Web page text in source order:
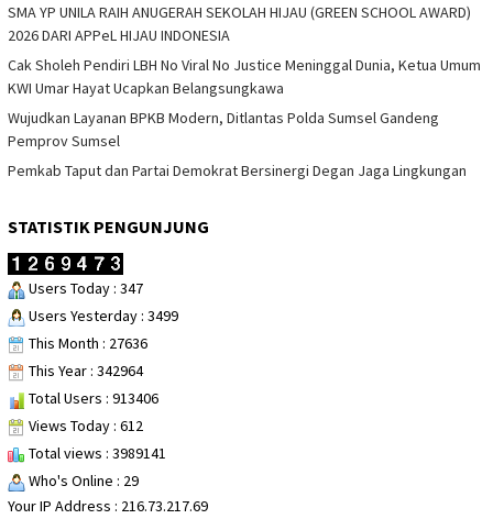
SMA YP UNILA RAIH ANUGERAH SEKOLAH HIJAU (GREEN SCHOOL AWARD)
2026 DARI APPeL HIJAU INDONESIA
Cak Sholeh Pendiri LBH No Viral No Justice Meninggal Dunia, Ketua Umum
KWI Umar Hayat Ucapkan Belangsungkawa
Wujudkan Layanan BPKB Modern, Ditlantas Polda Sumsel Gandeng
Pemprov Sumsel
Pemkab Taput dan Partai Demokrat Bersinergi Degan Jaga Lingkungan
STATISTIK PENGUNJUNG
Users Today : 347
Users Yesterday : 3499
This Month : 27636
This Year : 342964
Total Users : 913406
Views Today : 612
Total views : 3989141
Who's Online : 29
Your IP Address : 216.73.217.69